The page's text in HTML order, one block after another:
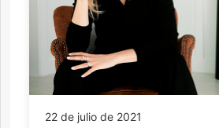
22 de julio de 2021